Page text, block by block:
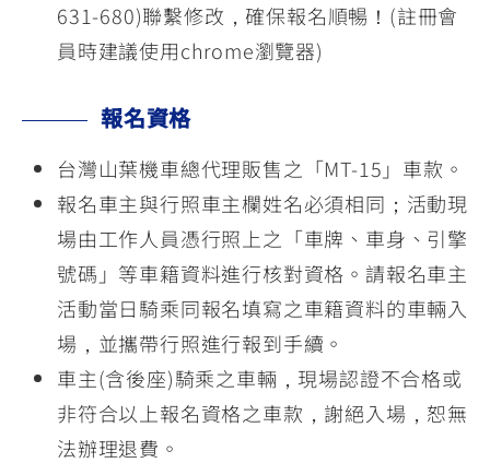
631-680)聯繫修改，確保報名順暢！(註冊會
員時建議使用chrome瀏覽器)
報名資格
台灣山葉機車總代理販售之「MT-15」車款。
報名車主與行照車主欄姓名必須相同；活動現
場由工作人員憑行照上之「車牌、車身、引擎
號碼」等車籍資料進行核對資格。請報名車主
活動當日騎乘同報名填寫之車籍資料的車輛入
場，並攜帶行照進行報到手續。
車主(含後座)騎乘之車輛，現場認證不合格或
非符合以上報名資格之車款，謝絕入場，恕無
法辦理退費。